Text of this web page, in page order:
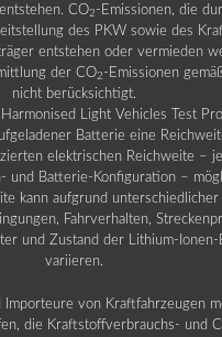
CO2 -Emissionen, die
des PKW sowie des
entstehen oder vermieden
der CO2 -Emissionen
nicht berücksichtigt.
Light Vehicles Test
Batterie eine
elektrischen Reichweite –
und Batterie-Konfiguration –
kann aufgrund unterschiedlicher
Fahrverhalten,
und Zustand der Lithium-
variieren.
Importeure von Kraftfahrzeugen
die Kraftstoffverbrauchs- und